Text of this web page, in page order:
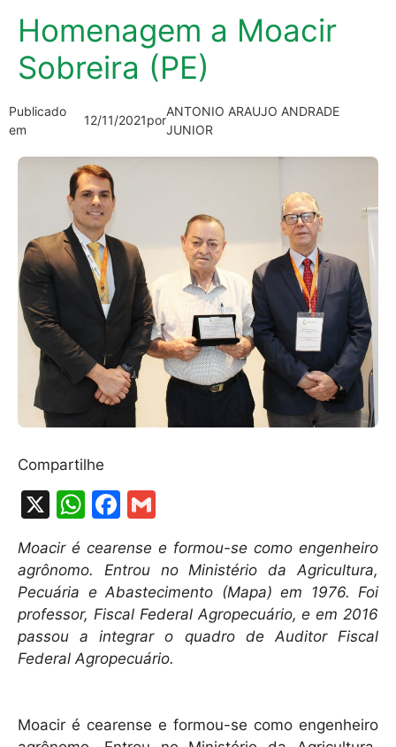
Homenagem a Moacir
Sobreira (PE)
Publicado
em
12/11/2021por
ANTONIO ARAUJO ANDRADE
JUNIOR
Compartilhe
X
W
at
s
A
p
p
F
c
e
b
o
o
m
ai
l
Moacir é cearense e formou-se como engenheiro
agrônomo. Entrou no Ministério da Agricultura,
Pecuária e Abastecimento (Mapa) em 1976. Foi
professor, Fiscal Federal Agropecuário, e em 2016
passou a integrar o quadro de Auditor Fiscal
Federal Agropecuário.
Moacir é cearense e formou-se como engenheiro